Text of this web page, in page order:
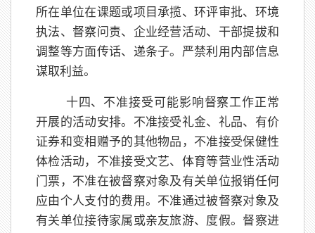
所在单位在课题或项目承揽、环评审批、环境
执法、督察问责、企业经营活动、干部提拔和
调整等方面传话、递条子。严禁利用内部信息
谋取利益。
十四、不准接受可能影响督察工作正常
开展的活动安排。不准接受礼金、礼品、有价
证券和变相赠予的其他物品，不准接受保健性
体检活动，不准接受文艺、体育等营业性活动
门票，不准在被督察对象及有关单位报销任何
应由个人支付的费用。不准通过被督察对象及
有关单位接待家属或亲友旅游、度假。督察进